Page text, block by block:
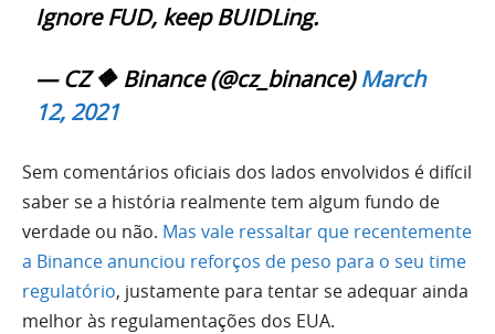
Ignore FUD, keep BUIDLing.
— CZ 🔶 Binance (@cz_binance)March
12, 2021
Sem comentários oficiais dos lados envolvidos é difícil
saber se a história realmente tem algum fundo de
verdade ou não. Mas vale ressaltar que recentemente
a Binance anunciou reforços de peso para o seu time
regulatório, justamente para tentar se adequar ainda
melhor às regulamentações dos EUA.